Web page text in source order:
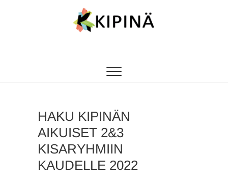
HAKU KIPINÄN
AIKUISET 2&3
KISARYHMIIN
KAUDELLE 2022